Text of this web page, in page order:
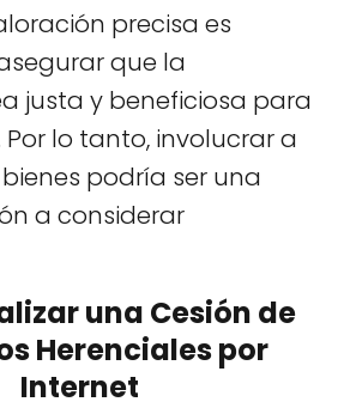
precisa es
que la
justa y beneficiosa para
lo tanto, involucrar a
podría ser una
a considerar
una Cesión de
Herenciales por
Internet